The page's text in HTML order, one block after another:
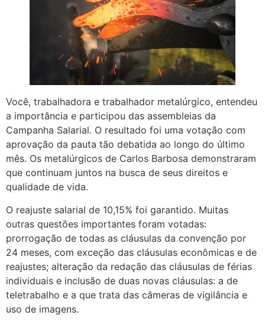
Você, trabalhadora e trabalhador metalúrgico, entendeu
a importância e participou das assembleias da
Campanha Salarial. O resultado foi uma votação com
aprovação da pauta tão debatida ao longo do último
mês. Os metalúrgicos de Carlos Barbosa demonstraram
que continuam juntos na busca de seus direitos e
qualidade de vida.
O reajuste salarial de 10,15% foi garantido. Muitas
outras questões importantes foram votadas:
prorrogação de todas as cláusulas da convenção por
24 meses, com exceção das cláusulas econômicas e de
reajustes; alteração da redação das cláusulas de férias
individuais e inclusão de duas novas cláusulas: a de
teletrabalho e a que trata das câmeras de vigilância e
uso de imagens.